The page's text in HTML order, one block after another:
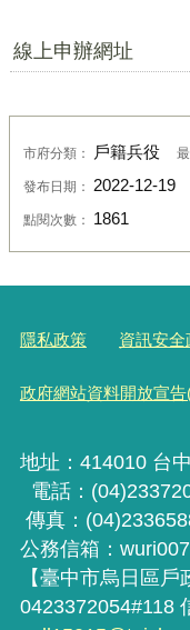
線上申辦網址
市府分類： 戶籍兵役
發布日期： 2022-12-19
點閱次數： 1861
隱私政策 資訊安全
政府網站資料開放宣
地址：414010 台
電話：
傳真：
公務信箱：
【臺中市烏日區戶
0423372054#118